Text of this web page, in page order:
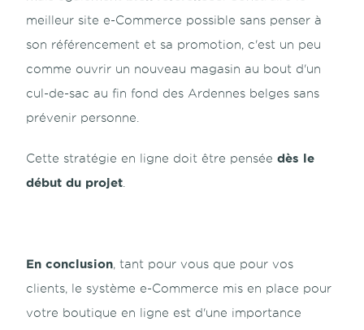
meilleur site e-Commerce possible sans penser à
son référencement et sa promotion, c'est un peu
comme ouvrir un nouveau magasin au bout d'un
cul-de-sac au fin fond des Ardennes belges sans
prévenir personne.
Cette stratégie en ligne doit être pensée dès le
début du projet
En conclusion, tant pour vous que pour vos
clients, le système e-Commerce mis en place pour
votre boutique en ligne est d'une importance